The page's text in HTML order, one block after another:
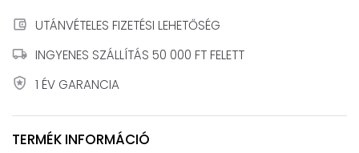
account_balance_wallet UTÁNVÉTELES FIZETÉSI LEHETŐSÉG
local_shipping INGYENES SZÁLLÍTÁS 50 000 FT FELETT
local_police 1 ÉV GARANCIA
TERMÉK INFORMÁCIÓ